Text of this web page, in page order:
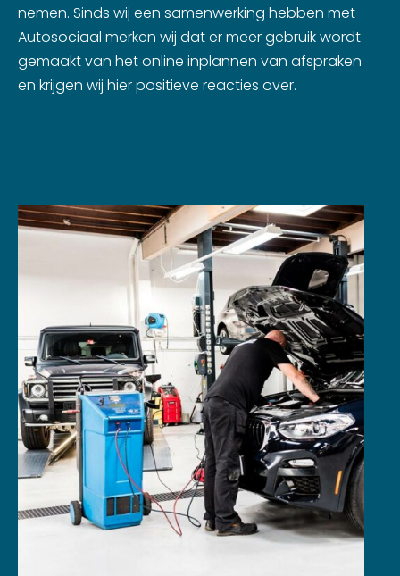
nemen. Sinds wij een samenwerking hebben met
Autosociaal merken wij dat er meer gebruik wordt
gemaakt van het online inplannen van afspraken
en krijgen wij hier positieve reacties over.